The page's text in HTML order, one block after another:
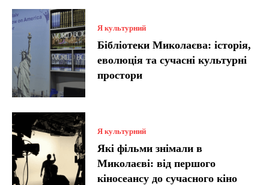
Я культурний
Бібліотеки Миколаєва: історія,
еволюція та сучасні культурні
простори
Я культурний
Які фільми знімали в
Миколаєві: від першого
кіносеансу до сучасного кіно